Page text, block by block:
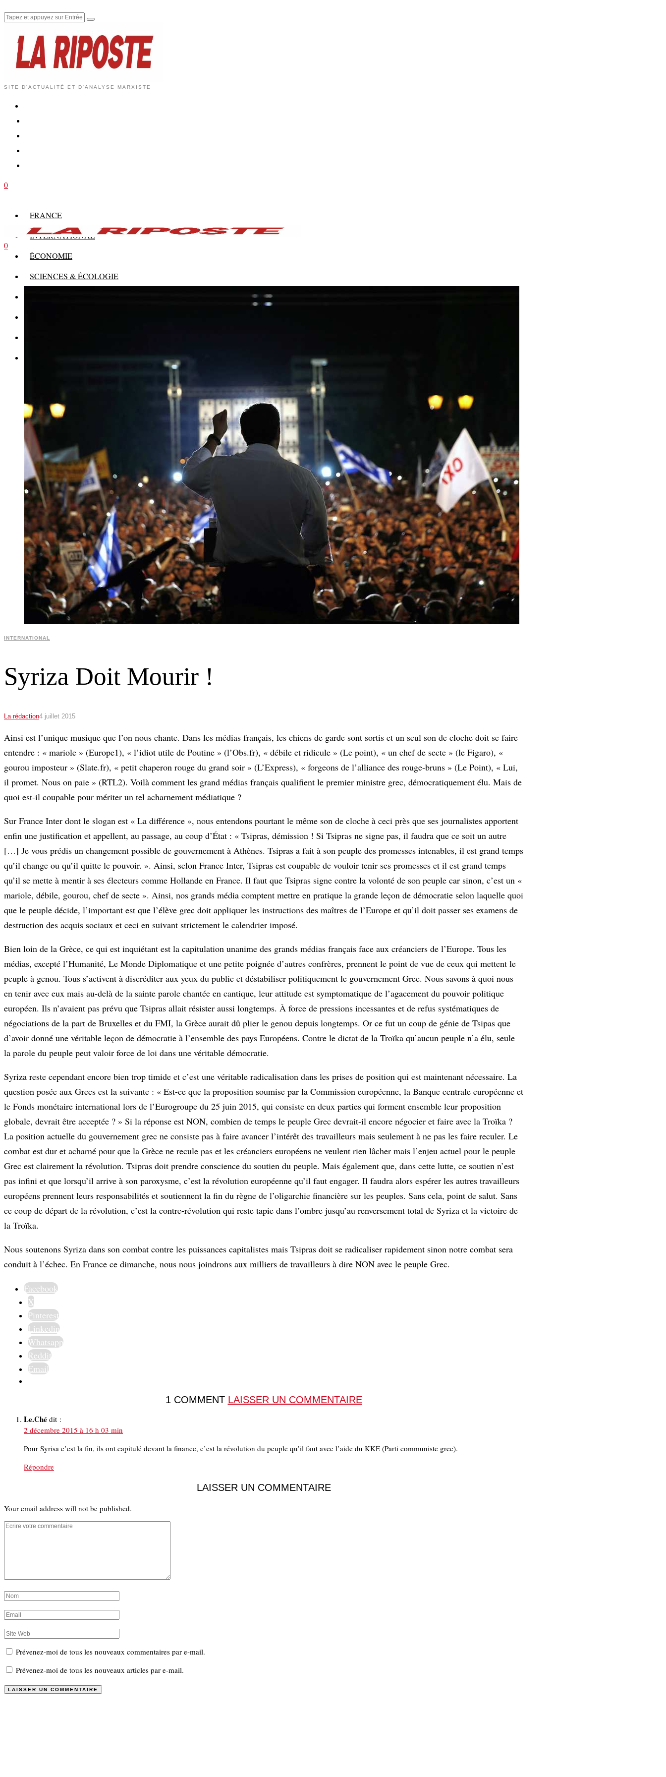
SITE D'ACTUALITÉ ET D'ANALYSE MARXISTE
0
FRANCE
INTERNATIONAL
ÉCONOMIE
SCIENCES & ÉCOLOGIE
0
INTERNATIONAL
Syriza Doit Mourir !
La rédaction4 juillet 2015
Ainsi est l’unique musique que l’on nous chante. Dans les médias français, les chiens de garde sont sortis et un seul son de cloche doit se faire
entendre : « mariole » (Europe1), « l’idiot utile de Poutine » (l’Obs.fr), « débile et ridicule » (Le point), « un chef de secte » (le Figaro), «
gourou imposteur » (Slate.fr), « petit chaperon rouge du grand soir » (L’Express), « forgeons de l’alliance des rouge-bruns » (Le Point), « Lui,
il promet. Nous on paie » (RTL2). Voilà comment les grand médias français qualifient le premier ministre grec, démocratiquement élu. Mais de
quoi est-il coupable pour mériter un tel acharnement médiatique ?
Sur France Inter dont le slogan est « La différence », nous entendons pourtant le même son de cloche à ceci près que ses journalistes apportent
enfin une justification et appellent, au passage, au coup d’État : « Tsipras, démission ! Si Tsipras ne signe pas, il faudra que ce soit un autre
[…] Je vous prédis un changement possible de gouvernement à Athènes. Tsipras a fait à son peuple des promesses intenables, il est grand temps
qu’il change ou qu’il quitte le pouvoir. ». Ainsi, selon France Inter, Tsipras est coupable de vouloir tenir ses promesses et il est grand temps
qu’il se mette à mentir à ses électeurs comme Hollande en France. Il faut que Tsipras signe contre la volonté de son peuple car sinon, c’est un «
mariole, débile, gourou, chef de secte ». Ainsi, nos grands média comptent mettre en pratique la grande leçon de démocratie selon laquelle quoi
que le peuple décide, l’important est que l’élève grec doit appliquer les instructions des maîtres de l’Europe et qu’il doit passer ses examens de
destruction des acquis sociaux et ceci en suivant strictement le calendrier imposé.
Bien loin de la Grèce, ce qui est inquiétant est la capitulation unanime des grands médias français face aux créanciers de l’Europe. Tous les
médias, excepté l’Humanité, Le Monde Diplomatique et une petite poignée d’autres confrères, prennent le point de vue de ceux qui mettent le
peuple à genou. Tous s’activent à discréditer aux yeux du public et déstabiliser politiquement le gouvernement Grec. Nous savons à quoi nous
en tenir avec eux mais au-delà de la sainte parole chantée en cantique, leur attitude est symptomatique de l’agacement du pouvoir politique
européen. Ils n’avaient pas prévu que Tsipras allait résister aussi longtemps. À force de pressions incessantes et de refus systématiques de
négociations de la part de Bruxelles et du FMI, la Grèce aurait dû plier le genou depuis longtemps. Or ce fut un coup de génie de Tsipas que
d’avoir donné une véritable leçon de démocratie à l’ensemble des pays Européens. Contre le dictat de la Troïka qu’aucun peuple n’a élu, seule
la parole du peuple peut valoir force de loi dans une véritable démocratie.
Syriza reste cependant encore bien trop timide et c’est une véritable radicalisation dans les prises de position qui est maintenant nécessaire. La
question posée aux Grecs est la suivante : « Est-ce que la proposition soumise par la Commission européenne, la Banque centrale européenne et
le Fonds monétaire international lors de l’Eurogroupe du 25 juin 2015, qui consiste en deux parties qui forment ensemble leur proposition
globale, devrait être acceptée ? » Si la réponse est NON, combien de temps le peuple Grec devrait-il encore négocier et faire avec la Troïka ?
La position actuelle du gouvernement grec ne consiste pas à faire avancer l’intérêt des travailleurs mais seulement à ne pas les faire reculer. Le
combat est dur et acharné pour que la Grèce ne recule pas et les créanciers européens ne veulent rien lâcher mais l’enjeu actuel pour le peuple
Grec est clairement la révolution. Tsipras doit prendre conscience du soutien du peuple. Mais également que, dans cette lutte, ce soutien n’est
pas infini et que lorsqu’il arrive à son paroxysme, c’est la révolution européenne qu’il faut engager. Il faudra alors espérer les autres travailleurs
européens prennent leurs responsabilités et soutiennent la fin du règne de l’oligarchie financière sur les peuples. Sans cela, point de salut. Sans
ce coup de départ de la révolution, c’est la contre-révolution qui reste tapie dans l’ombre jusqu’au renversement total de Syriza et la victoire de
la Troïka.
Nous soutenons Syriza dans son combat contre les puissances capitalistes mais Tsipras doit se radicaliser rapidement sinon notre combat sera
conduit à l’échec. En France ce dimanche, nous nous joindrons aux milliers de travailleurs à dire NON avec le peuple Grec.
Facebook
X
Pinterest
Linkedin
Whatsapp
Reddit
Email
1 COMMENT LAISSER UN COMMENTAIRE
Le.Ché dit :
2 décembre 2015 à 16 h 03 min
Pour Syrisa c’est la fin, ils ont capitulé devant la finance, c’est la révolution du peuple qu’il faut avec l’aide du KKE (Parti communiste grec).
Répondre
LAISSER UN COMMENTAIRE
Your email address will not be published.
Prévenez-moi de tous les nouveaux commentaires par e-mail.
Prévenez-moi de tous les nouveaux articles par e-mail.